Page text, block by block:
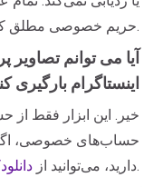
حریم خصوصی مطلق کاربران را تضمین می‌کند.
آیا می توانم
اینستاگرام بارگیری
خیر. این ابزار فقط
حساب‌های خصوصی،
دارید، می‌توانید ازاستفاده کنید.